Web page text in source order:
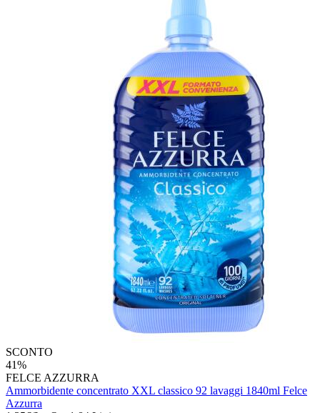
SCONTO
41%
FELCE AZZURRA
Ammorbidente concentrato XXL classico 92 lavaggi 1840ml Felce
Azzurra